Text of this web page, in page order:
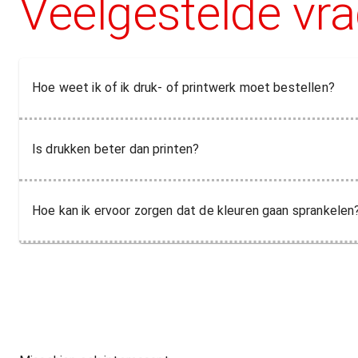
Veelgestelde
Hoe weet ik of ik druk- of printwerk moet bestellen?
Is drukken beter dan printen?
Hoe kan ik ervoor zorgen dat de kleuren gaan